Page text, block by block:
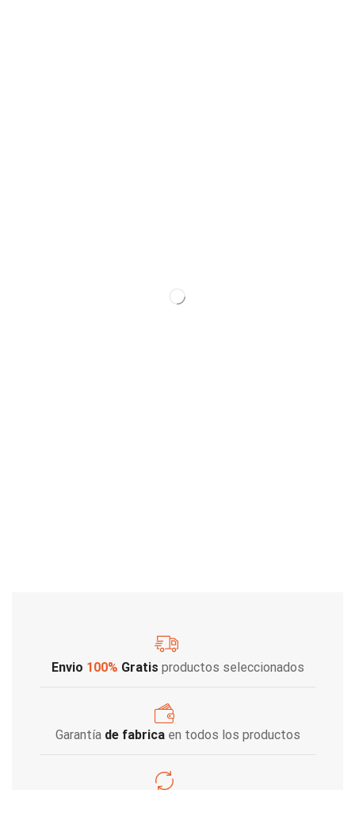
Envio 100% Gratis productos seleccionados
Garantía de fabricaen todos los productos